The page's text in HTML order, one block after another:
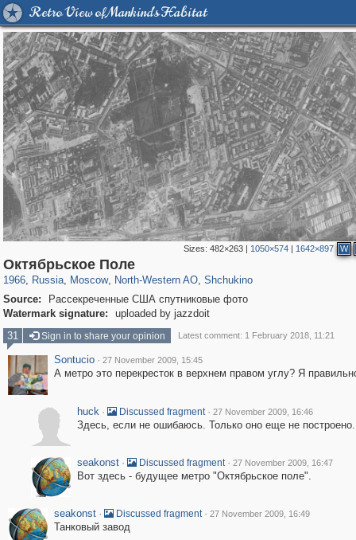
Retro View of Mankind's Habitat
Sizes: 482×263| 1050×574| 1642×897 W
Октябрьское Поле
1966, Russia
1,405,939 29,243
, Moscow
319,716 8,286
, North-Western AO
8,080
, Shchukino
Source:
Рассекреченные США спутниковые фото
Watermark signature:
uploaded by jazzdoit
31
Sign in to share your opinion Latest comment: 1 February 2018, 11:21
Sontucio · 27 November 2009, 15:45
А метро это перекресток в верхнем правом углу? Я
huck · Discussed fragment · 27 November 2009, 16:46
Здесь, если не ошибаюсь. Только оно еще не построено.
seakonst · Discussed fragment · 27 November 2009, 16:47
Вот здесь - будущее метро "Октябрьское поле".
seakonst · Discussed fragment · 27 November 2009, 16:49
Танковый завод